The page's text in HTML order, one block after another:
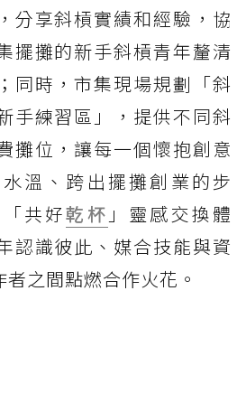
分享斜槓實績和經驗，協
擺攤的新手斜槓青年釐清
同時，市集現場規劃「斜
手練習區」，提供不同斜
攤位，讓每一個懷抱創意
溫、跨出擺攤創業的步
共好乾杯 」靈感交換體
認識彼此、媒合技能與資
之間點燃合作火花。